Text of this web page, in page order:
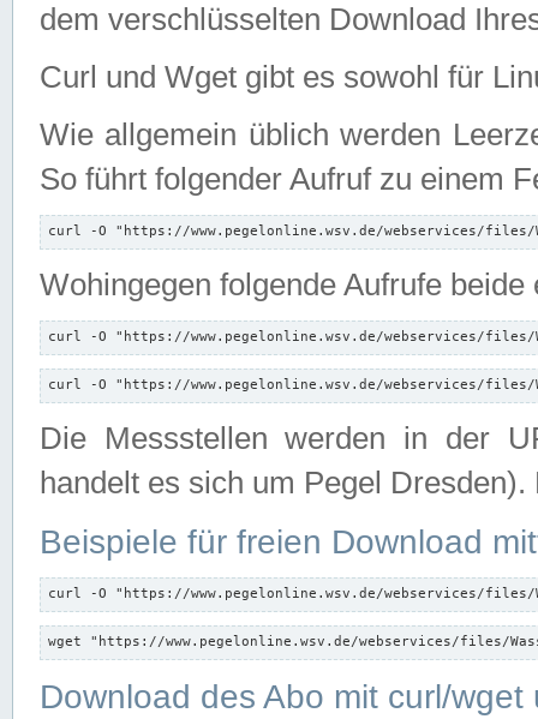
dem verschlüsselten Download
Curl und Wget gibt es sowohl für
Wie allgemein üblich werden
So führt folgender Aufruf zu einem
curl -O "https://www.pegelonline.wsv.de/webservices/files/
Wohingegen folgende Aufrufe beide
curl -O "https://www.pegelonline.wsv.de/webservices/files/
curl -O "https://www.pegelonline.wsv.de/webservices/files/
Die Messstellen werden in der
handelt es sich um Pegel
Beispiele für freien Download
curl -O "https://www.pegelonline.wsv.de/webservices/files/
wget "https://www.pegelonline.wsv.de/webservices/files/
Download des Abo mit curl/